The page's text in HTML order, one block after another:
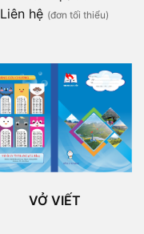
Liên hệ (đơn tối thiểu)
VỞ VIẾT